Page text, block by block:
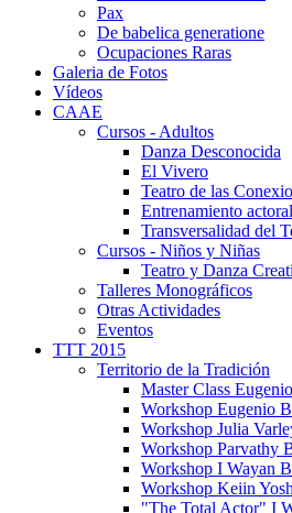
Pax
De babelica generatione
Ocupaciones Raras
Galeria de Fotos
Vídeos
CAAE
Cursos - Adultos
Danza Desconocida
El Vivero
Teatro de las
Entrenamiento actoral
Transversalidad del
Cursos - Niños y Niñas
Teatro y Danza
Talleres Monográficos
Otras Actividades
Eventos
TTT 2015
Territorio de la Tradición
Master Class
Workshop Eugenio
Workshop Julia
Workshop Parvathy
Workshop I Wayan
Workshop Keiin
"The Total Actor" I